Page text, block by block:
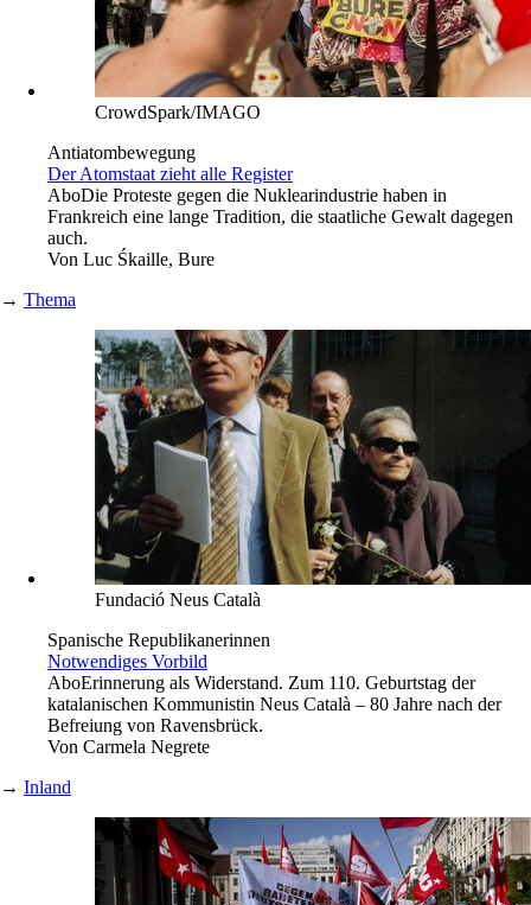
CrowdSpark/IMAGO
Antiatombewegung
Der Atomstaat zieht alle Register
AboDie Proteste gegen die Nuklearindustrie haben in
Frankreich eine lange Tradition, die staatliche Gewalt dagegen
auch.
Von Luc Śkaille, Bure
→ Thema
Fundació Neus Català
Spanische Republikanerinnen
Notwendiges Vorbild
AboErinnerung als Widerstand. Zum 110. Geburtstag der
katalanischen Kommunistin Neus Català – 80 Jahre nach der
Befreiung von Ravensbrück.
Von Carmela Negrete
→ Inland